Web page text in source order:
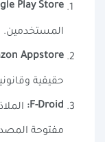
Play Store:
المستخدمين.
Appstore:
حقيقية
F-Droid:
مفتوحة